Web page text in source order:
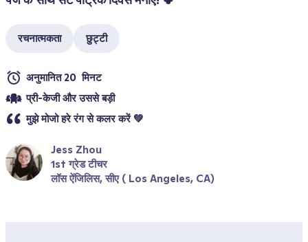
रचनात्मकता छुट्टी
अनुमानित 20  मिनट
प्री-केजी और उससे बड़ी
मुझे मोजो हरे रंग से कलर करें 💚
Jess Zhou
1st ग्रेड टीचर
लॉस ऐंजिलिस, सीए ( Los Angeles, CA)